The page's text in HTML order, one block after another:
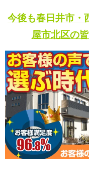
今後も春日井市・
屋市北区の